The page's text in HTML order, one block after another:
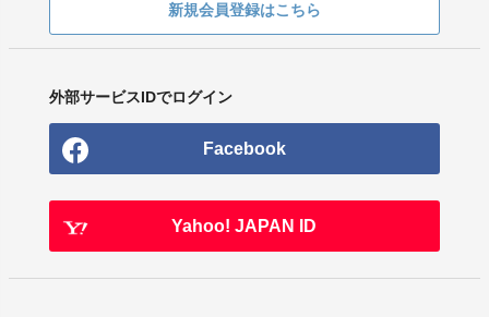
新規会員登録はこちら
外部サービスIDでログイン
Facebook
Yahoo! JAPAN ID